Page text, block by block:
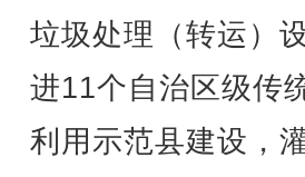
垃圾处理（转运）
进11个自治区级传
利用示范县建设，